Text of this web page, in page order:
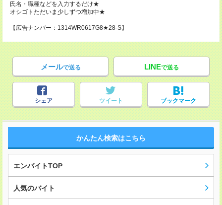
氏名・職種などを入力するだけ★
オシゴトただいま少しずつ増加中★
【広告ナンバー：1314WR0617G8★28-S】
メールで送る LINEで送る
シェア ツイート ブックマーク
かんたん検索はこちら
エンバイトTOP
人気のバイト